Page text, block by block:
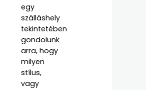
egy
szálláshely
tekintetében
gondolunk
arra, hogy
milyen
stílus,
vagy